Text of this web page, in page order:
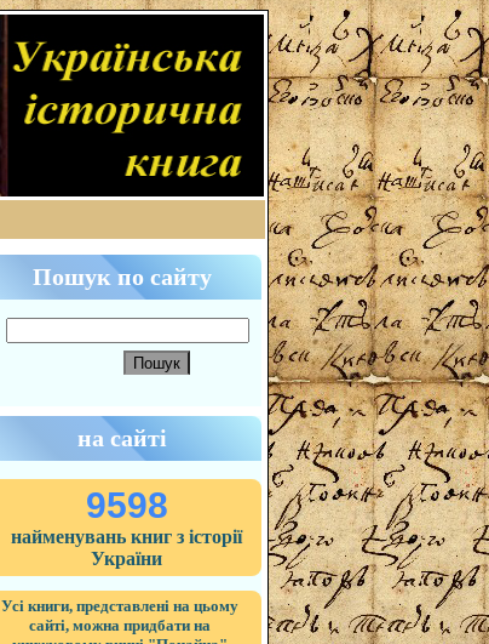
Пошук по сайту
на сайті
9598
найменувань книг з історії
України
Усі книги, представлені на цьому
сайті, можна придбати на